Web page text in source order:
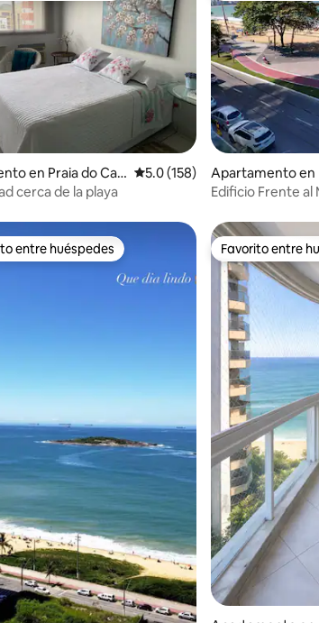
de 5, 175 reseñas
en Praia do Can Calificación promedio: 5.0 de
5.0 (158)
cerca de la playa
Apartamento en
osta
Edificio Frente al
de 5, 118 reseñas
huéspedes preferido
entre huéspedes Favorito entre
Favorito entre